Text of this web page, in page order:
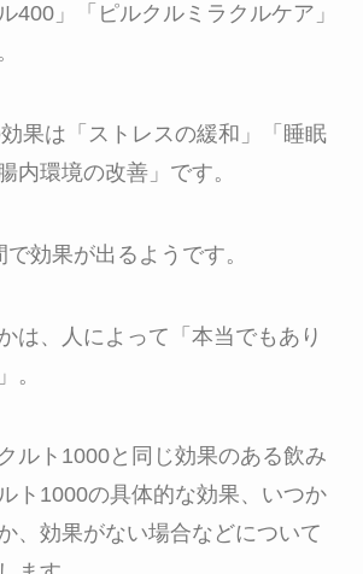
400」「ピルクルミラクルケア」
果は「ストレスの緩和」「睡眠
内環境の改善」です。
効果が出るようです。
は、人によって「本当でもあり
。
ルト1000と同じ効果のある飲み
ト1000の具体的な効果、いつか
、効果がない場合などについて